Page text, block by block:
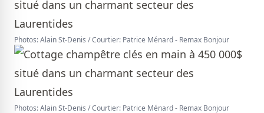
Photos: Alain St-Denis / Courtier: Patrice Ménard - Remax Bonjour
Photos: Alain St-Denis / Courtier: Patrice Ménard - Remax Bonjour